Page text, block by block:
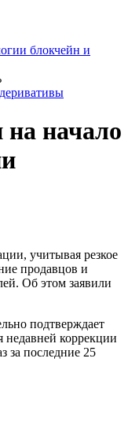
блокчейн и
на начало
учитывая резкое
продавцов и
Об этом заявили
подтверждает
недавней коррекции
за последние 25